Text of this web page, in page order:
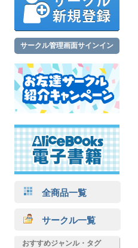
サークル管理画面サインイン
全商品一覧
サークル一覧
おすすめジャンル・タグ